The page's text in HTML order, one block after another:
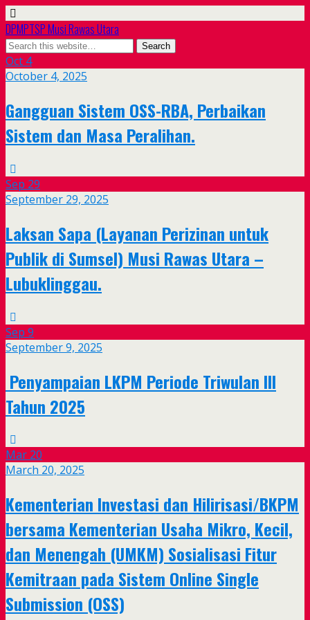
DPMPTSP Musi Rawas Utara
Oct 4
October 4, 2025
Gangguan Sistem OSS-RBA, Perbaikan
Sistem dan Masa Peralihan.
Sep 29
September 29, 2025
Laksan Sapa (Layanan Perizinan untuk
Publik di Sumsel) Musi Rawas Utara –
Lubuklinggau.
Sep 9
September 9, 2025
Penyampaian LKPM Periode Triwulan III
Tahun 2025
Mar 20
March 20, 2025
Kementerian Investasi dan Hilirisasi/BKPM
bersama Kementerian Usaha Mikro, Kecil,
dan Menengah (UMKM) Sosialisasi Fitur
Kemitraan pada Sistem Online Single
Submission (OSS)